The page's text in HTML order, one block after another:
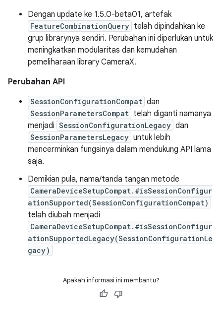
Dengan update ke 1.5.0-beta01, artefak
FeatureCombinationQuery telah dipindahkan ke
grup librarynya sendiri. Perubahan ini diperlukan untuk
meningkatkan modularitas dan kemudahan
pemeliharaan library CameraX.
Perubahan API
SessionConfigurationCompat dan
SessionParametersCompat telah diganti namanya
menjadi SessionConfigurationLegacy dan
SessionParametersLegacy untuk lebih
mencerminkan fungsinya dalam mendukung API lama
saja.
Demikian pula, nama/tanda tangan metode
CameraDeviceSetupCompat.#isSessionConfigur
ationSupported(SessionConfigurationCompat)
telah diubah menjadi
CameraDeviceSetupCompat.#isSessionConfigur
ationSupportedLegacy(SessionConfigurationLe
gacy)
Apakah informasi ini membantu?